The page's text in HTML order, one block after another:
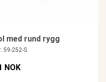
med rund rygg
59-252-S
NOK